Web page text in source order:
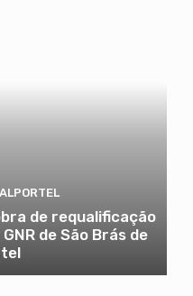
de requalificação
de São Brás de